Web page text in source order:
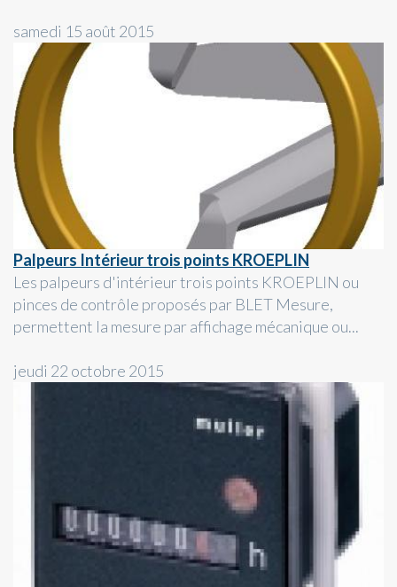
samedi 15 août 2015
Palpeurs Intérieur trois points KROEPLIN
Les palpeurs d'intérieur trois points KROEPLIN ou
pinces de contrôle proposés par BLET Mesure,
permettent la mesure par affichage mécanique ou...
jeudi 22 octobre 2015